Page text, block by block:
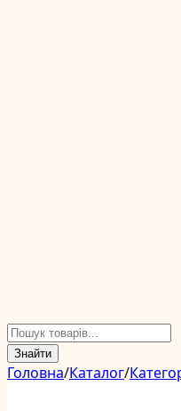
Знайти
Головна/Каталог/